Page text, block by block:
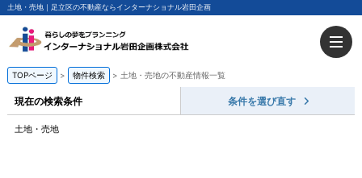
土地・売地｜足立区の不動産ならインターナショナル岩田企画
TOPページ 物件検索 土地・売地の不動産情報一覧
現在の検索条件 条件を選び直す
土地・売地